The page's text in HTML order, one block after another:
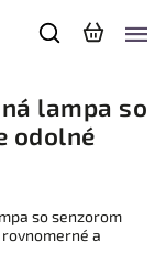
lampa so
odolné
so senzorom
rovnomerné a